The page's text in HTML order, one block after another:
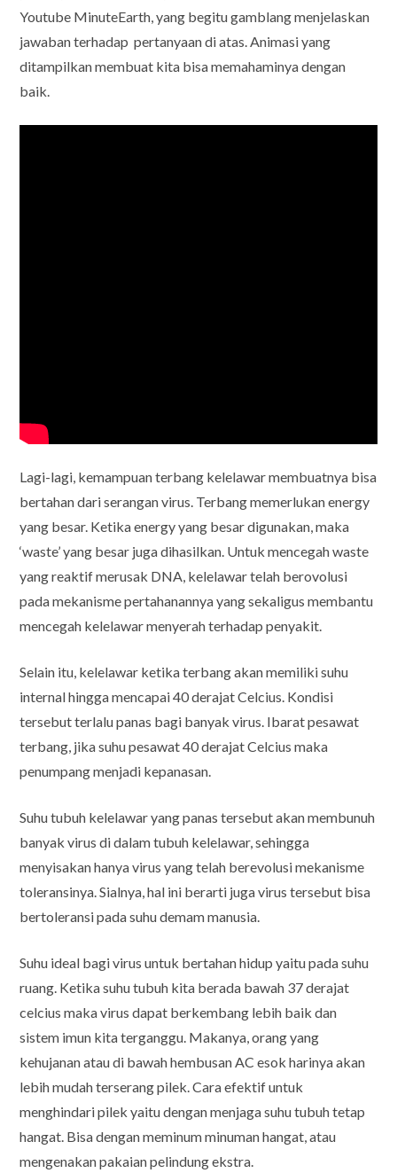
Youtube MinuteEarth, yang begitu gamblang menjelaskan
jawaban terhadap pertanyaan di atas. Animasi yang
ditampilkan membuat kita bisa memahaminya dengan
baik.
Lagi-lagi, kemampuan terbang kelelawar membuatnya bisa
bertahan dari serangan virus. Terbang memerlukan energy
yang besar. Ketika energy yang besar digunakan, maka
‘waste’ yang besar juga dihasilkan. Untuk mencegah waste
yang reaktif merusak DNA, kelelawar telah berovolusi
pada mekanisme pertahanannya yang sekaligus membantu
mencegah kelelawar menyerah terhadap penyakit.
Selain itu, kelelawar ketika terbang akan memiliki suhu
internal hingga mencapai 40 derajat Celcius. Kondisi
tersebut terlalu panas bagi banyak virus. Ibarat pesawat
terbang, jika suhu pesawat 40 derajat Celcius maka
penumpang menjadi kepanasan.
Suhu tubuh kelelawar yang panas tersebut akan membunuh
banyak virus di dalam tubuh kelelawar, sehingga
menyisakan hanya virus yang telah berevolusi mekanisme
toleransinya. Sialnya, hal ini berarti juga virus tersebut bisa
bertoleransi pada suhu demam manusia.
Suhu ideal bagi virus untuk bertahan hidup yaitu pada suhu
ruang. Ketika suhu tubuh kita berada bawah 37 derajat
celcius maka virus dapat berkembang lebih baik dan
sistem imun kita terganggu. Makanya, orang yang
kehujanan atau di bawah hembusan AC esok harinya akan
lebih mudah terserang pilek. Cara efektif untuk
menghindari pilek yaitu dengan menjaga suhu tubuh tetap
hangat. Bisa dengan meminum minuman hangat, atau
mengenakan pakaian pelindung ekstra.